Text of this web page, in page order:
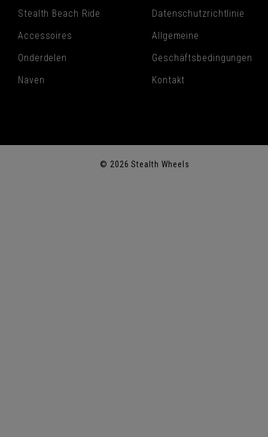
Stealth Beach Ride
Accessoires
Onderdelen
Naven
Datenschutzrichtlinie
Allgemeine
Geschäftsbedingungen
Kontakt
© 2026 Stealth Wheels